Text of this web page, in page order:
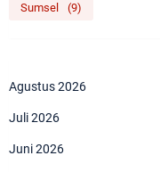
Sumsel (9)
Agustus 2026
Juli 2026
Juni 2026